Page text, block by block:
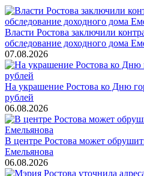
Власти Ростова заключили
обследование доходного дома
07.08.2026
На украшение Ростова ко Дню
рублей
06.08.2026
В центре Ростова может
Емельянова
06.08.2026